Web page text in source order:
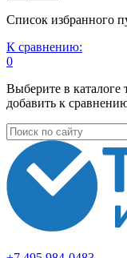
Список избранного
К сравнению:
0
Выберите в каталоге
добавить к